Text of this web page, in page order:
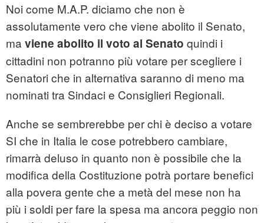
Noi come M.A.P. diciamo che non è
assolutamente vero che viene abolito il Senato,
ma viene abolito il voto al Senato quindi i
cittadini non potranno più votare per scegliere i
Senatori che in alternativa saranno di meno ma
nominati tra Sindaci e Consiglieri Regionali.
Anche se sembrerebbe per chi è deciso a votare
SI che in Italia le cose potrebbero cambiare,
rimarrà deluso in quanto non è possibile che la
modifica della Costituzione potrà portare benefici
alla povera gente che a metà del mese non ha
più i soldi per fare la spesa ma ancora peggio non